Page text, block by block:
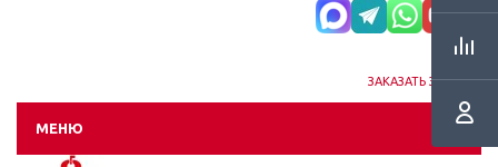
ЗАКАЗАТЬ ЗВОНОК
МЕНЮ